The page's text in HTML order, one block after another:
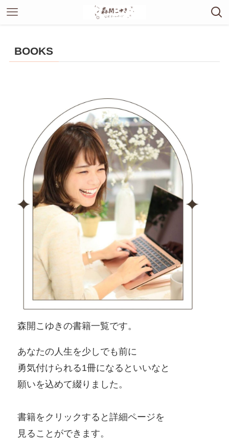
BOOKS
森開こゆきの書籍一覧です。
あなたの人生を少しでも前に
勇気付けられる1冊になるといいなと
願いを込めて綴りました。
書籍をクリックすると詳細ページを
見ることができます。